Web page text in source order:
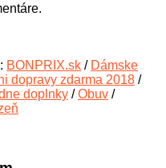
BONPRIX.sk / Dámske
dopravy zdarma 2018 /
doplnky /Obuv /